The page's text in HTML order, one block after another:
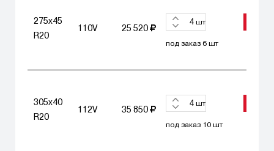
275x45
R20
110V 25 520
шт
под заказ 6 шт
305x40
R20
112V 35 850
шт
под заказ 10 шт